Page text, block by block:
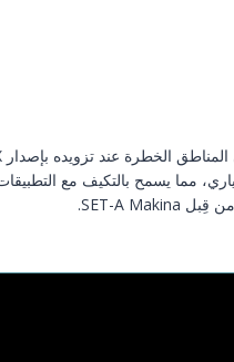
مما يسمح بالتكيف مع التطبيقات